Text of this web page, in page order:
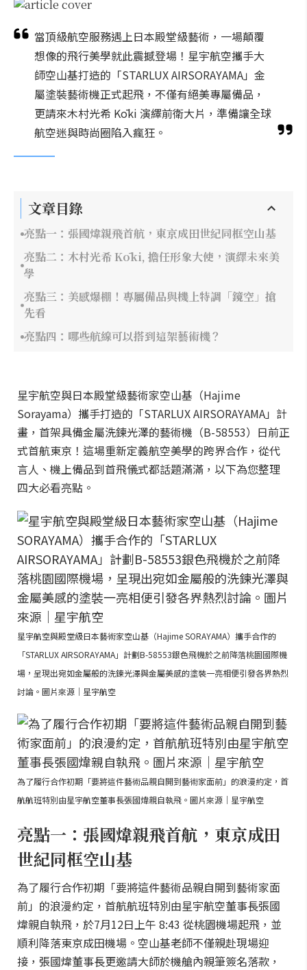
當頂級航空服務遇上日本殿堂級藝術，一場顛覆
想像的飛行美學就此震撼登場！星宇航空攜手大
師空山基打造的「STARLUX AIRSORAYAMA」金
屬塗裝藝術機正式起飛，不僅有絕美專屬備品，
更請來木村光希 Kōki 演繹前衛大片，準備讓全球
航空迷與時尚圈陷入瘋狂。
文章目錄
亮點一：張國煒親飛首航，東京成田世紀同框空山基
亮點二：木村光希 Kōki, 擔任形象大使，演繹未來美
學
亮點三：美感爆棚！專屬備品與機上特調「鏡空」搶
先看
亮點四：哪些航線可以搭到這架藝術機？
星宇航空與日本殿堂級藝術家空山基（Hajime
Sorayama）攜手打造的「STARLUX AIRSORAYAMA」計
畫，首架具備金屬洗鍊光澤的藝術機（B-58553）日前正
式首航東京！這場重新定義航空美學的跨界合作，從代
言人、機上備品到首飛儀式都話題滿滿，以下為您整理
四大必看亮點。
星宇航空與殿堂級日本藝術家空山基（Hajime SORAYAMA）攜手合作的
「STARLUX AIRSORAYAMA」計劃B-58553銀色飛機於之前降落桃園國際機
場，呈現出宛如金屬般的洗鍊光澤與金屬美感的塗裝一亮相便引發各界熱烈
討論。圖片來源｜星宇航空
為了履行合作初期「要將這件藝術品親自開到藝術家面前」的浪漫約定，首
航航班特別由星宇航空董事長張國煒親自執飛。圖片來源｜星宇航空
亮點一：張國煒親飛首航，東京成田
世紀同框空山基
為了履行合作初期「要將這件藝術品親自開到藝術家面
前」的浪漫約定，首航航班特別由星宇航空董事長張國
煒親自執飛，於7月12日上午 8:43 從桃園機場起飛，並
順利降落東京成田機場。空山基老師不僅親赴現場迎
接，張國煒董事長更邀請大師於機艙內親筆簽名落款，